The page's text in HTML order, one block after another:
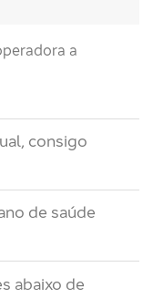
a
consigo
de saúde
abaixo de